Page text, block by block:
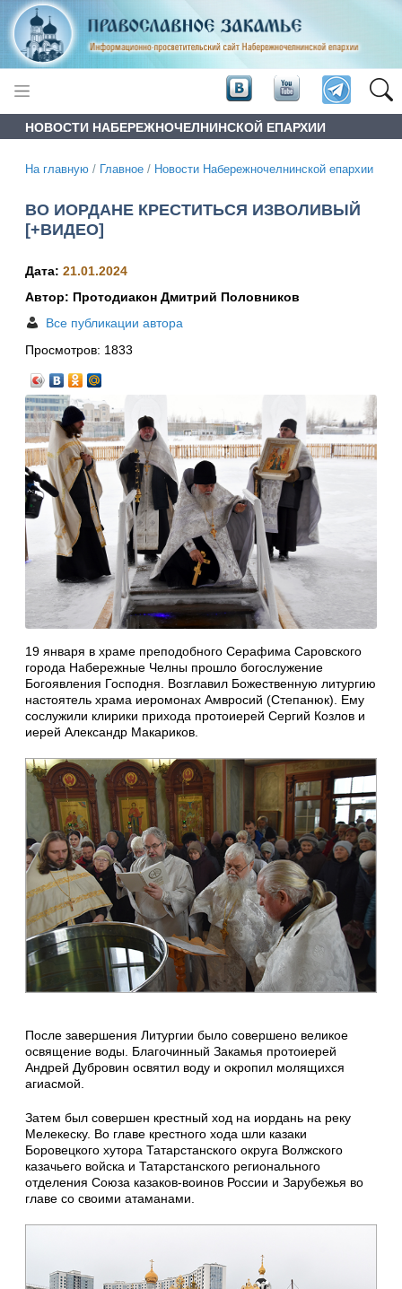
НОВОСТИ НАБЕРЕЖНОЧЕЛНИНСКОЙ ЕПАРХИИ
На главную / Главное / Новости Набережночелнинской епархии
ВО ИОРДАНЕ КРЕСТИТЬСЯ ИЗВОЛИВЫЙ
[+ВИДЕО]
Дата: 21.01.2024
Автор: Протодиакон Дмитрий Половников
Все публикации автора
Просмотров: 1833
19 января в храме преподобного Серафима Саровского
города Набережные Челны прошло богослужение
Богоявления Господня. Возглавил Божественную литургию
настоятель храма иеромонах Амвросий (Степанюк). Ему
сослужили клирики прихода протоиерей Сергий Козлов и
иерей Александр Макариков.
После завершения Литургии было совершено великое
освящение воды. Благочинный Закамья протоиерей
Андрей Дубровин освятил воду и окропил молящихся
агиасмой.
Затем был совершен крестный ход на иордань на реку
Мелекеску. Во главе крестного хода шли казаки
Боровецкого хутора Татарстанского округа Волжского
казачьего войска и Татарстанского регионального
отделения Союза казаков-воинов России и Зарубежья во
главе со своими атаманами.